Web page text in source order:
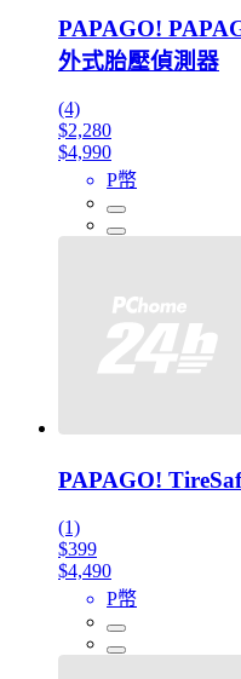
PAPAGO!
外式胎壓偵測器
(4)
$2,280
$4,990
P幣
PAPAGO!
(1)
$399
$4,490
P幣